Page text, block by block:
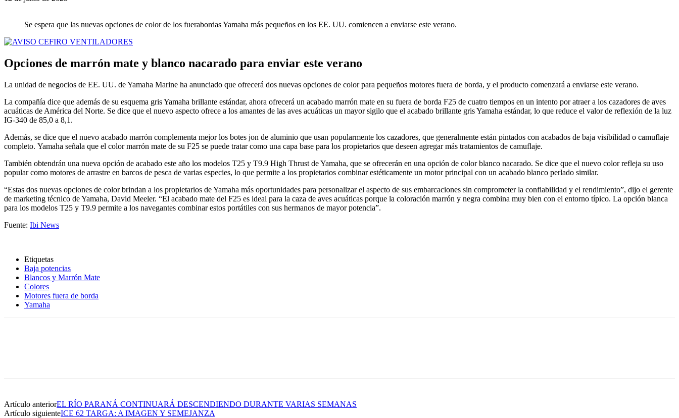
Se espera que las nuevas opciones de color de los fuerabordas Yamaha más pequeños en los EE. UU. comiencen a enviarse este verano.
Opciones de marrón mate y blanco nacarado para enviar este verano
La unidad de negocios de EE. UU. de Yamaha Marine ha anunciado que ofrecerá dos nuevas opciones de color para pequeños motores fuera de borda, y el producto comenzará a enviarse este verano.
La compañía dice que además de su esquema gris Yamaha brillante estándar, ahora ofrecerá un acabado marrón mate en su fuera de borda F25 de cuatro tiempos en un intento por atraer a los cazadores de aves
acuáticas de América del Norte. Se dice que el nuevo aspecto ofrece a los amantes de las aves acuáticas un mayor sigilo que el acabado brillante gris Yamaha estándar, lo que reduce el valor de reflexión de la luz
IG-340 de 85,0 a 8,1.
Además, se dice que el nuevo acabado marrón complementa mejor los botes jon de aluminio que usan popularmente los cazadores, que generalmente están pintados con acabados de baja visibilidad o camuflaje
completo. Yamaha señala que el color marrón mate de su F25 se puede tratar como una capa base para los propietarios que deseen agregar más tratamientos de camuflaje.
También obtendrán una nueva opción de acabado este año los modelos T25 y T9.9 High Thrust de Yamaha, que se ofrecerán en una opción de color blanco nacarado. Se dice que el nuevo color refleja su uso
popular como motores de arrastre en barcos de pesca de varias especies, lo que permite a los propietarios combinar estéticamente un motor principal con un acabado blanco perlado similar.
“Estas dos nuevas opciones de color brindan a los propietarios de Yamaha más oportunidades para personalizar el aspecto de sus embarcaciones sin comprometer la confiabilidad y el rendimiento”, dijo el gerente
de marketing técnico de Yamaha, David Meeler. “El acabado mate del F25 es ideal para la caza de aves acuáticas porque la coloración marrón y negra combina muy bien con el entorno típico. La opción blanca
para los modelos T25 y T9.9 permite a los navegantes combinar estos portátiles con sus hermanos de mayor potencia”.
Fuente: Ibi News
Etiquetas
Baja potencias
Blancos y Marrón Mate
Colores
Motores fuera de borda
Yamaha
Artículo anteriorEL RÍO PARANÁ CONTINUARÁ DESCENDIENDO DURANTE VARIAS SEMANAS
Artículo siguienteICE 62 TARGA: A IMAGEN Y SEMEJANZA